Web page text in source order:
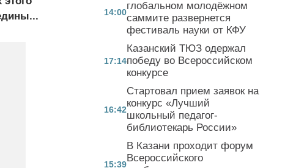
14:00
глобальном молодёжном
саммите развернется
фестиваль науки от КФУ
17:14
Казанский ТЮЗ одержал
победу во Всероссийском
конкурсе
16:42
Стартовал прием заявок на
конкурс «Лучший
школьный педагог-
библиотекарь России»
15:39
В Казани проходит форум
Всероссийского